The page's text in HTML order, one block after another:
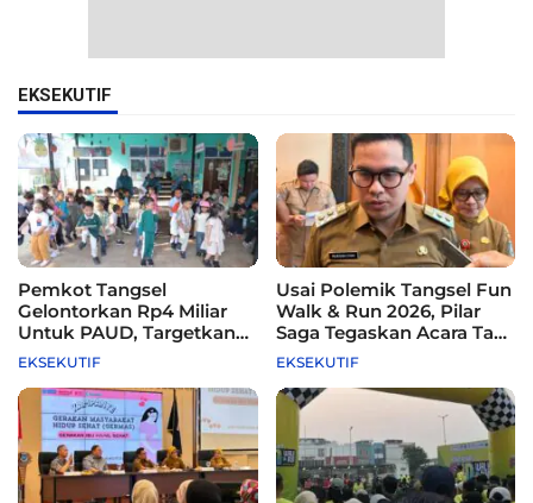
EKSEKUTIF
Pemkot Tangsel
Gelontorkan Rp4 Miliar
Untuk PAUD, Targetkan
115 Sekolah
EKSEKUTIF
Usai Polemik Tangsel Fun
Walk & Run 2026, Pilar
Saga Tegaskan Acara Tak
Difasilitasi Pemkot
EKSEKUTIF